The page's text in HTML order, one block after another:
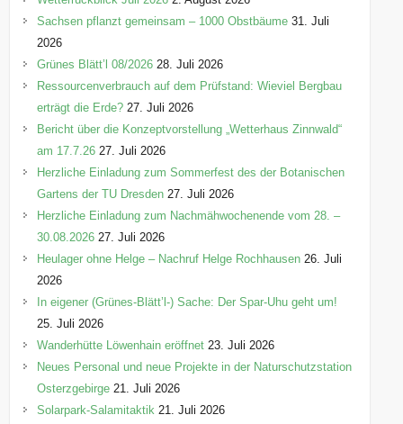
r
e
n
Sachsen pflanzt gemeinsam – 1000 Obstbäume 31. Juli
2026
Grünes Blätt’l 08/2026 28. Juli 2026
Ressourcenverbrauch auf dem Prüfstand: Wieviel Bergbau
erträgt die Erde? 27. Juli 2026
Bericht über die Konzeptvorstellung „Wetterhaus Zinnwald“
am 17.7.26 27. Juli 2026
Herzliche Einladung zum Sommerfest des der Botanischen
Gartens der TU Dresden 27. Juli 2026
Herzliche Einladung zum Nachmähwochenende vom 28. –
30.08.2026 27. Juli 2026
Heulager ohne Helge – Nachruf Helge Rochhausen 26. Juli
2026
In eigener (Grünes-Blätt’l-) Sache: Der Spar-Uhu geht um!
25. Juli 2026
Wanderhütte Löwenhain eröffnet 23. Juli 2026
Neues Personal und neue Projekte in der Naturschutzstation
Osterzgebirge 21. Juli 2026
Solarpark-Salamitaktik 21. Juli 2026